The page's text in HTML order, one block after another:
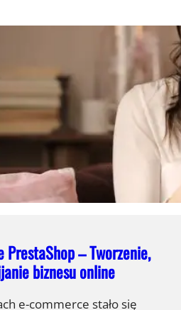
– Tworzenie,
biznesu online
e-commerce stało się